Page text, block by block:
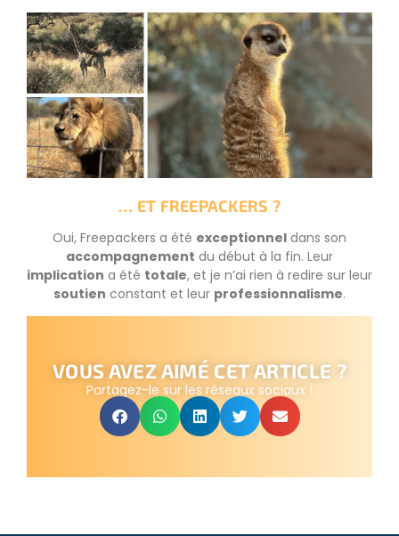
… ET FREEPACKERS ?
Oui, Freepackers a été exceptionnel dans son
accompagnement du début à la fin. Leur
implication a été totale, et je n’ai rien à redire sur leur
soutien constant et leur professionnalisme.
VOUS AVEZ AIMÉ CET ARTICLE ?
Partagez-le sur les réseaux sociaux !